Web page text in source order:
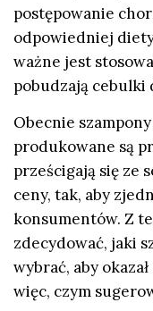
postępowanie
odpowiedniej
ważne jest
pobudzają cebulki
Obecnie
produkowane są
prześcigają się ze
ceny, tak, aby
konsumentów. Z
zdecydować, jaki
wybrać, aby
więc, czym